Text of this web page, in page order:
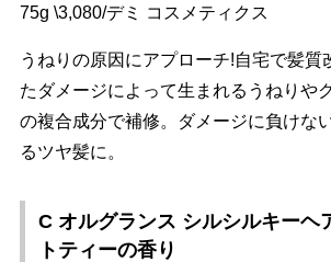
75g \3,080/デミ コスメティクス
うねりの原因にアプローチ!自宅で髪質
たダメージによって生まれるうねりや
の複合成分で補修。ダメージに負けな
るツヤ髪に。
C オルグランス シルシルキーヘ
トティーの香り